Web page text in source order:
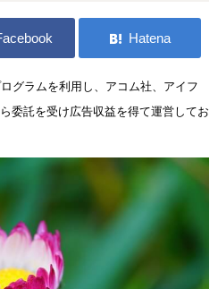
グラムを利用し、アコム社、アイフ
委託を受け広告収益を得て運営してお